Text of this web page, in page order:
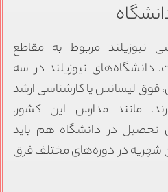
مربوط به مقاطع
نیوزیلند در سه
لیسانس یا کارشناسی ارشد
مانند مدارس این کشور،
در دانشگاه هم باید
در دوره‌های مختلف فرق